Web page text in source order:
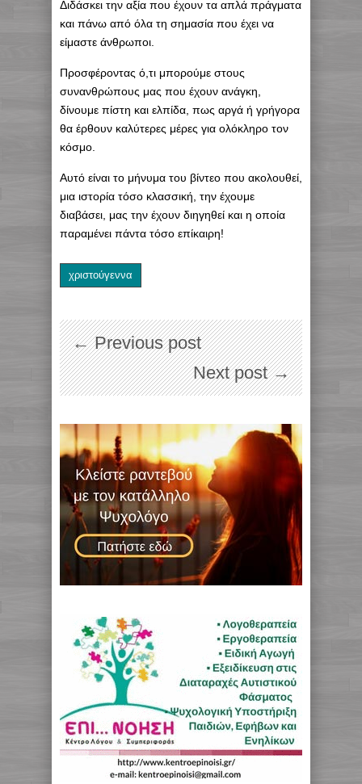
Διδάσκει την αξία που έχουν τα απλά πράγματα
και πάνω από όλα τη σημασία που έχει να
είμαστε άνθρωποι.
Προσφέροντας ό,τι μπορούμε στους
συνανθρώπους μας που έχουν ανάγκη,
δίνουμε πίστη και ελπίδα, πως αργά ή γρήγορα
θα έρθουν καλύτερες μέρες για ολόκληρο τον
κόσμο.
Αυτό είναι το μήνυμα του βίντεο που ακολουθεί,
μια ιστορία τόσο κλασσική, την έχουμε
διαβάσει, μας την έχουν διηγηθεί και η οποία
παραμένει πάντα τόσο επίκαιρη!
χριστούγεννα
← Previous post
Next post →